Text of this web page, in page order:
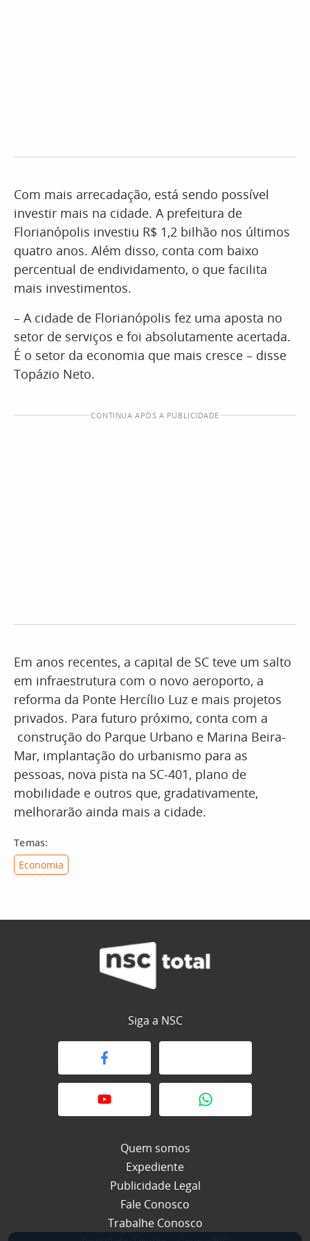
Com mais arrecadação, está sendo possível
investir mais na cidade. A prefeitura de
Florianópolis investiu R$ 1,2 bilhão nos últimos
quatro anos. Além disso, conta com baixo
percentual de endividamento, o que facilita
mais investimentos.
– A cidade de Florianópolis fez uma aposta no
setor de serviços e foi absolutamente acertada.
É o setor da economia que mais cresce – disse
Topázio Neto.
CONTINUA APÓS A PUBLICIDADE
Em anos recentes, a capital de SC teve um salto
em infraestrutura com o novo aeroporto, a
reforma da Ponte Hercílio Luz e mais projetos
privados. Para futuro próximo, conta com a
construção do Parque Urbano e Marina Beira-
Mar, implantação do urbanismo para as
pessoas, nova pista na SC-401, plano de
mobilidade e outros que, gradativamente,
melhorarão ainda mais a cidade.
Temas:
Economia
Siga a NSC
Quem somos
Expediente
Publicidade Legal
Fale Conosco
Trabalhe Conosco